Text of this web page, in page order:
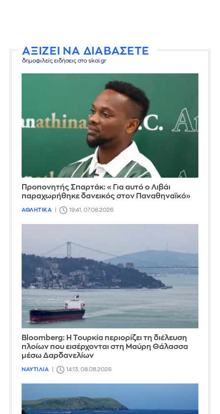
ΑΞΙΖΕΙ ΝΑ ΔΙΑΒΑΣΕΤΕ
δημοφιλείς ειδήσεις στο skai.gr
Προπονητής Σπαρτάκ: «Για αυτό ο Λιβάι
παραχωρήθηκε δανεικός στον Παναθηναϊκό»
ΑΘΛΗΤΙΚΑ 19:41, 07.08.2026
Bloomberg: Η Τουρκία περιορίζει τη διέλευση
πλοίων που εισέρχονται στη Μαύρη Θάλασσα
μέσω Δαρδανελίων
ΝΑΥΤΙΛΙΑ 14:13, 08.08.2026